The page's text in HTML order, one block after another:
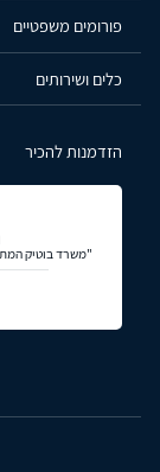
פורומים משפטיים
כלים ושירותים
הזדמנות להכיר
"משרד בוטיק